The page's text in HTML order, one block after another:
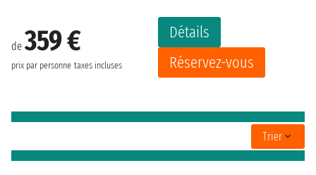
de359 €
prix par personne taxes incluses
Détails
Réservez-vous
Trier